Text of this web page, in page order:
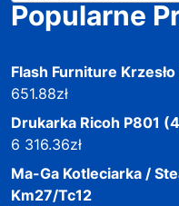
Popularne
Flash Furniture
651.88zł
Drukarka Ricoh P801
6 316.36zł
Ma-Ga Kotleciarka /
Km27/Tc12